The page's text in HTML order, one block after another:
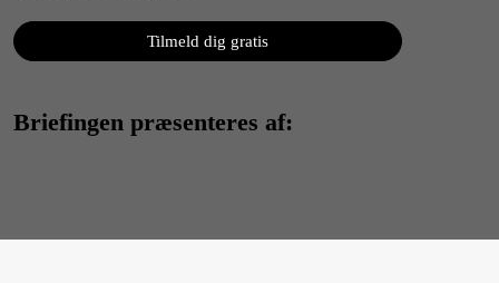
Tilmeld dig gratis
Briefingen præsenteres af: